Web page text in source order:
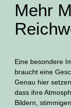
Mehr
Eine besondere
braucht eine
Genau hier
dass ihre
Bildern,